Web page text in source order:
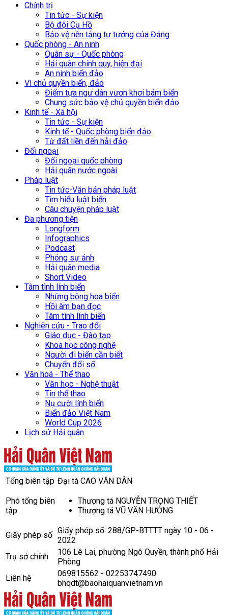
Chính trị
Tin tức - Sự kiện
Bộ đội Cụ Hồ
Bảo vệ nền tảng tư tưởng của Đảng
Quốc phòng - An ninh
Quân sự - Quốc phòng
Hải quân chính quy, hiện đại
An ninh biển đảo
Vì chủ quyền biển, đảo
Điểm tựa ngư dân vươn khơi bám biển
Chung sức bảo vệ chủ quyền biển đảo
Kinh tế - Xã hội
Tin tức - Sự kiện
Kinh tế - Quốc phòng biển đảo
Từ đất liền đến hải đảo
Đối ngoại
Đối ngoại quốc phòng
Hải quân nước ngoài
Pháp luật
Tin tức-Văn bản pháp luật
Tìm hiểu luật biển
Câu chuyện pháp luật
Đa phương tiện
Longform
Infographics
Podcast
Phóng sự ảnh
Hải quân media
Short Video
Tâm tình lính biển
Những bông hoa biển
Hồi âm bạn đọc
Tâm tình lính biển
Nghiên cứu - Trao đổi
Giáo dục - Đào tạo
Khoa học công nghệ
Người đi biển cần biết
Chuyển đổi số
Văn hoá - Thể thao
Văn học - Nghệ thuật
Tin thể thao
Nụ cười lính biển
Biển đảo Việt Nam
World Cup 2026
Lịch sử Hải quân
Tổng biên tập Đại tá CAO VĂN DÂN
Phó tổng biên
tập
Thượng tá NGUYỄN TRỌNG THIẾT
Thượng tá VŨ VĂN HƯỞNG
Giấy phép số Giấy phép số: 288/GP-BTTTT ngày 10 - 06 -
2022
Trụ sở chính
106 Lê Lai, phường Ngô Quyền, thành phố Hải
Phòng
Liên hệ
069815562 - 02253747490
bhqdt@baohaiquanvietnam.vn